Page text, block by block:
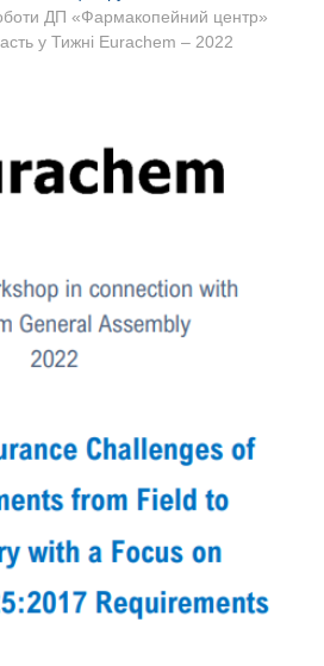
ДП «Фармакопейний центр»
у Тижні Eurachem – 2022